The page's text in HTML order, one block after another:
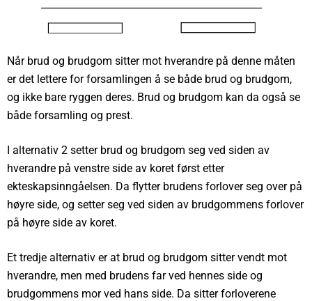
Når brud og brudgom sitter mot hverandre på denne måten
er det lettere for forsamlingen å se både brud og brudgom,
og ikke bare ryggen deres. Brud og brudgom kan da også se
både forsamling og prest.
I alternativ 2 setter brud og brudgom seg ved siden av
hverandre på venstre side av koret først etter
ekteskapsinngåelsen. Da flytter brudens forlover seg over på
høyre side, og setter seg ved siden av brudgommens forlover
på høyre side av koret.
Et tredje alternativ er at brud og brudgom sitter vendt mot
hverandre, men med brudens far ved hennes side og
brudgommens mor ved hans side. Da sitter forloverene